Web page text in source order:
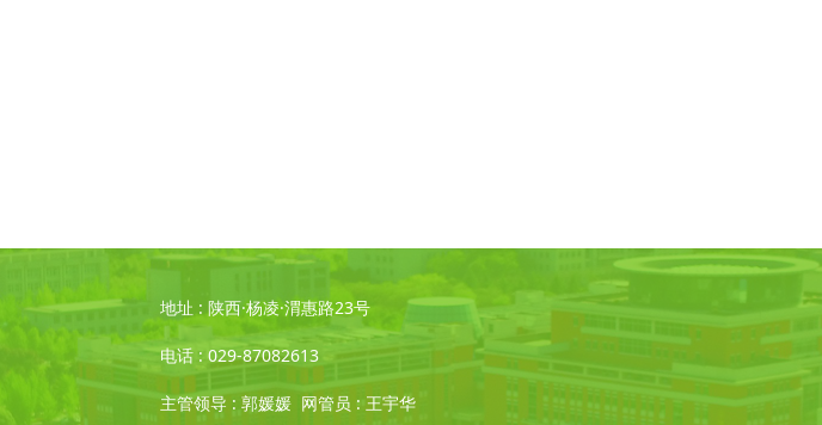
地址 : 陕西·杨凌·渭惠路23号
电话 : 029-87082613
主管领导 : 郭媛媛 网管员 : 王宇华